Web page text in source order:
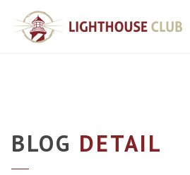
BLOG DETAIL